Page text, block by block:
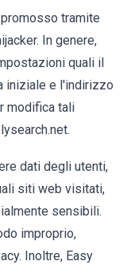
tramite
In genere,
quali il
iniziale e l'indirizzo
modifica tali
dati degli utenti,
siti web visitati,
sensibili.
improprio,
Inoltre, Easy